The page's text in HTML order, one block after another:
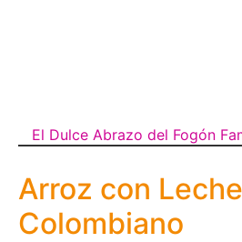
El Dulce Abrazo del Fogón
Arroz con
Colombiano